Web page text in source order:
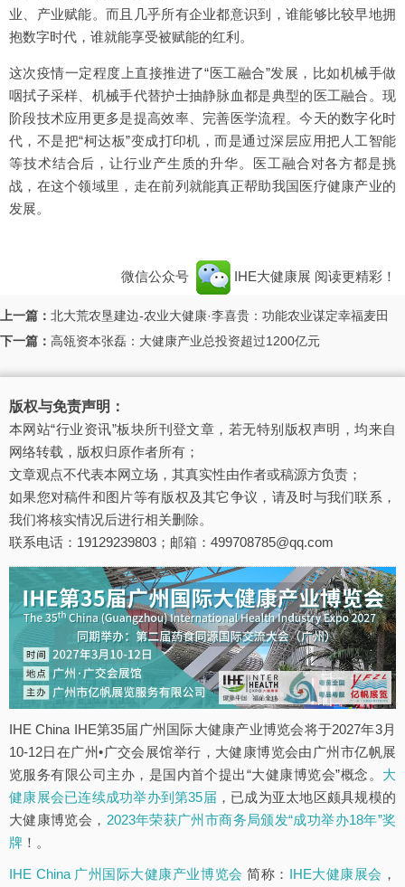
业、产业赋能。而且几乎所有企业都意识到，谁能够比较早地拥
抱数字时代，谁就能享受被赋能的红利。
这次疫情一定程度上直接推进了“医工融合”发展，比如机械手做
咽拭子采样、机械手代替护士抽静脉血都是典型的医工融合。现
阶段技术应用更多是提高效率、完善医学流程。今天的数字化时
代，不是把“柯达板”变成打印机，而是通过深层应用把人工智能
等技术结合后，让行业产生质的升华。医工融合对各方都是挑
战，在这个领域里，走在前列就能真正帮助我国医疗健康产业的
发展。
微信公众号 IHE大健康展 阅读更精彩！
上一篇： 北大荒农垦建边-农业大健康·李喜贵：功能农业谋定幸福麦田
下一篇： 高瓴资本张磊：大健康产业总投资超过1200亿元
版权与免责声明：
本网站“行业资讯”板块所刊登文章，若无特别版权声明，均来自
网络转载，版权归原作者所有；
文章观点不代表本网立场，其真实性由作者或稿源方负责；
如果您对稿件和图片等有版权及其它争议，请及时与我们联系，
我们将核实情况后进行相关删除。
联系电话：19129239803；邮箱：499708785@qq.com
IHE China IHE第35届广州国际大健康产业博览会将于2027年3月
10-12日在广州•广交会展馆举行，大健康博览会由广州市亿帆展
览服务有限公司主办，是国内首个提出“大健康博览会”概念。 大
健康展会已连续成功举办到第35届 ，已成为亚太地区颇具规模的
大健康博览会， 2023年荣获广州市商务局颁发“成功举办18年”奖
牌 ！。
IHE China 广州国际大健康产业博览会 简称： IHE大健康展会 ，